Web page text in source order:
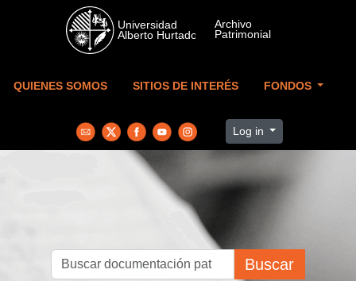
Skip to main content
QUIENES SOMOS SITIOS DE INTERÉS FONDOS
Log in
Buscar